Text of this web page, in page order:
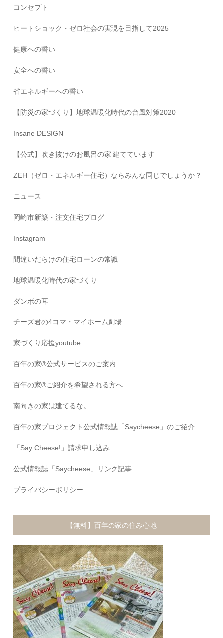
コンセプト
ヒートショック・ゼロ社会の実現を目指して2025
健康への誓い
安全への誓い
省エネルギーへの誓い
【防災の家づくり】地球温暖化時代の台風対策2020
Insane DESIGN
【公式】吹き抜けのお風呂の家 建てています
ZEH（ゼロ・エネルギー住宅）ならみんな同じでしょうか？
ニュース
岡崎市新築・注文住宅ブログ
Instagram
間違いだらけの住宅ローンの常識
地球温暖化時代の家づくり
ダンボの耳
チーズ君の4コマ・マイホーム劇場
家づくり応援youtube
百年の家®️公式サービスのご案内
百年の家®️ご紹介を希望される方へ
南向きの家は建てるな。
百年の家プロジェクト公式情報誌「Saycheese」のご紹介
「Say Cheese!」請求申し込み
公式情報誌「Saycheese」リンク記事
プライバシーポリシー
【無料】百年の家の住み心地